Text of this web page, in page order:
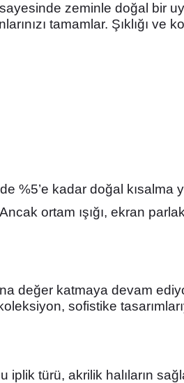
zeminle doğal bir
tamamlar. Şıklığı ve
%5’e kadar doğal kısalma
ortam ışığı, ekran
değer katmaya devam
sofistike
türü, akrilik halıların